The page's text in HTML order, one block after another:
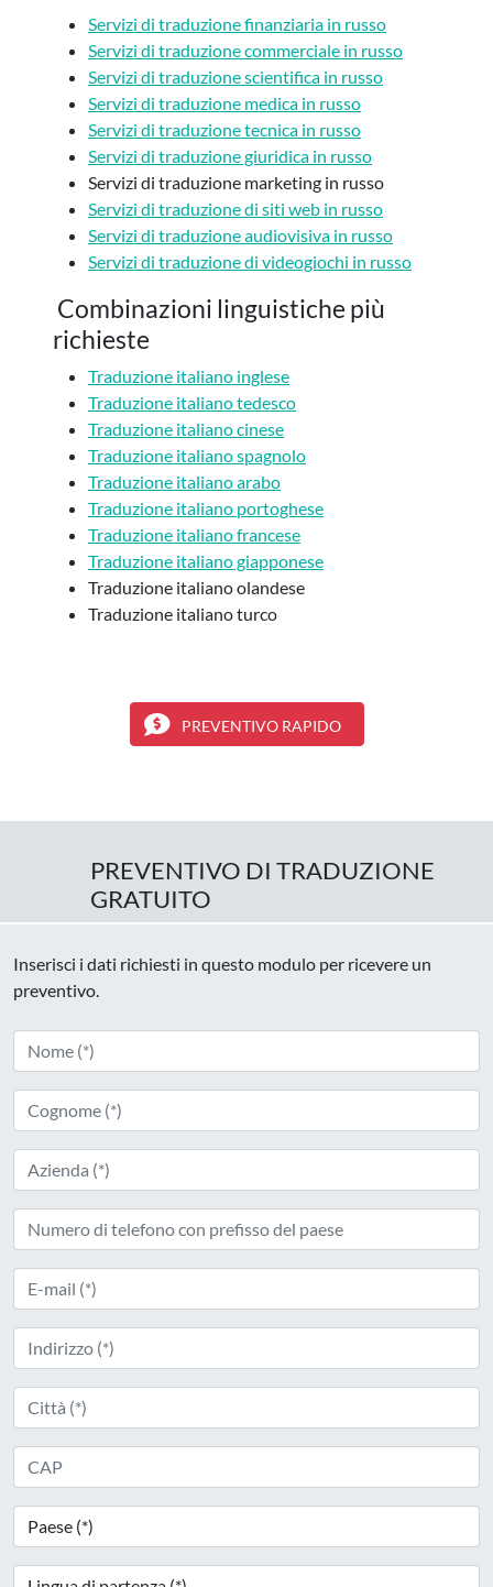
Servizi di traduzione finanziaria in russo
Servizi di traduzione commerciale in russo
Servizi di traduzione scientifica in russo
Servizi di traduzione medica in russo
Servizi di traduzione tecnica in russo
Servizi di traduzione giuridica in russo
Servizi di traduzione marketing in russo
Servizi di traduzione di siti web in russo
Servizi di traduzione audiovisiva in russo
Servizi di traduzione di videogiochi in russo
Combinazioni linguistiche più
richieste
Traduzione italiano inglese
Traduzione italiano tedesco
Traduzione italiano cinese
Traduzione italiano spagnolo
Traduzione italiano arabo
Traduzione italiano portoghese
Traduzione italiano francese
Traduzione italiano giapponese
Traduzione italiano olandese
Traduzione italiano turco
PREVENTIVO RAPIDO
PREVENTIVO DI TRADUZIONE
GRATUITO
Inserisci i dati richiesti in questo modulo per ricevere un
preventivo.